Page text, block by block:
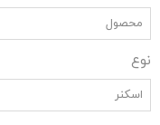
محصول
نوع
اسکنر